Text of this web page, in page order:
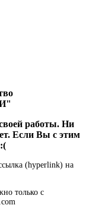
работы. Ни
Если Вы с этим
(hyperlink) на
только с